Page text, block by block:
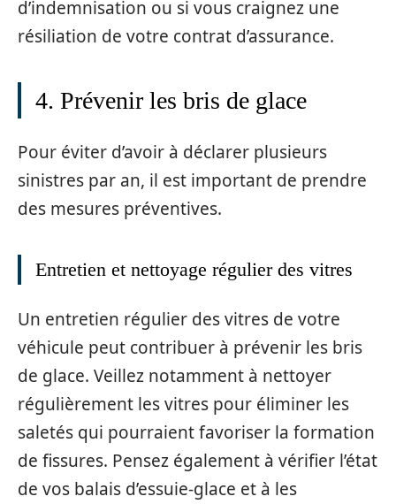
d’indemnisation ou si vous craignez une
résiliation de votre contrat d’assurance.
4. Prévenir les bris de glace
Pour éviter d’avoir à déclarer plusieurs
sinistres par an, il est important de prendre
des mesures préventives.
Entretien et nettoyage régulier des vitres
Un entretien régulier des vitres de votre
véhicule peut contribuer à prévenir les bris
de glace. Veillez notamment à nettoyer
régulièrement les vitres pour éliminer les
saletés qui pourraient favoriser la formation
de fissures. Pensez également à vérifier l’état
de vos balais d’essuie-glace et à les